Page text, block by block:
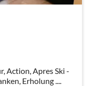
Erholung ....